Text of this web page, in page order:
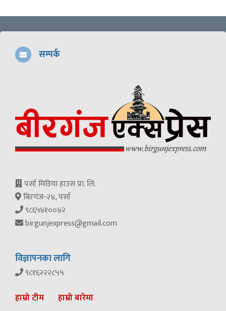
सम्पर्क
पर्सा मिडिया हाउस प्रा. लि.
बिरगंज-२४, पर्सा
९८६५४१००४२
birgunjexpress@gmail.com
विज्ञापनका लागि
९८१६२२२८५५
हाम्रो टीम हाम्रो बारेमा